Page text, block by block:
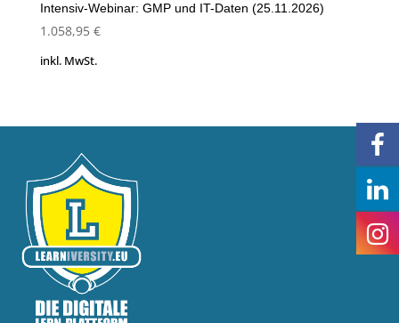
Intensiv-Webinar: GMP und IT-Daten (25.11.2026)
1.058,95 €
inkl. MwSt.